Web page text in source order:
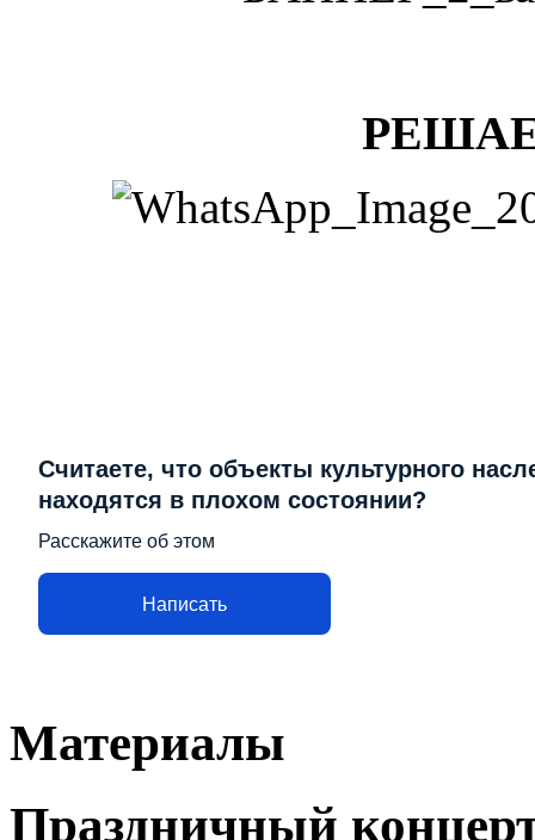
Считаете, что объекты культурного
находятся в плохом состоянии?
Расскажите об этом
Написать
Материалы
Праздничный